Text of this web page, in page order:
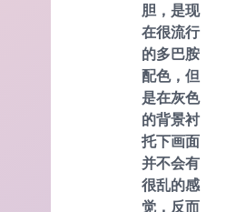
胆，是现
在很流行
的多巴胺
配色，但
是在灰色
的背景衬
托下画面
并不会有
很乱的感
觉，反而